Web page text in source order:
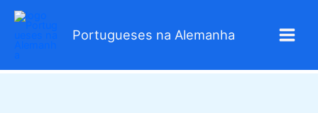
Skip
Portugueses na Alemanha